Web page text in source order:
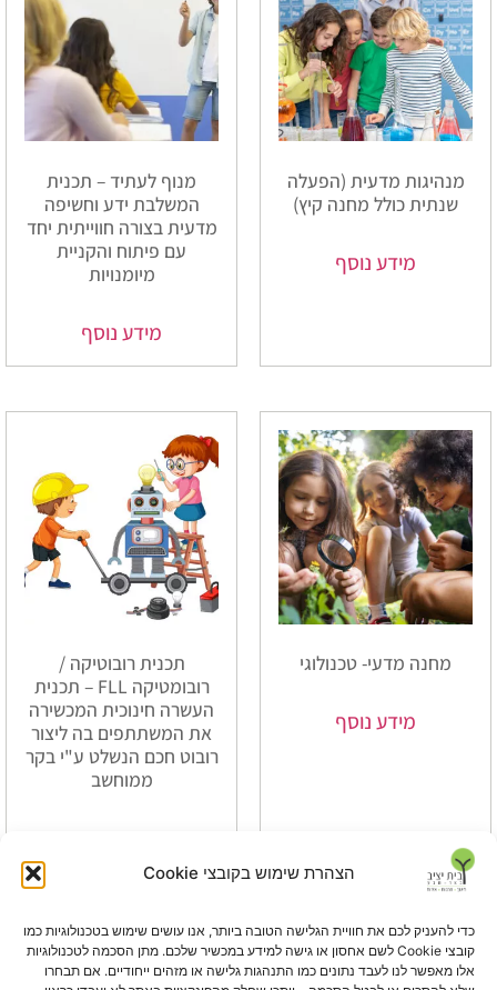
הצהרת שימוש בקובצי Cookie
כדי להעניק לכם את חוויית הגלישה הטובה ביותר, אנו עושים שימוש בטכנולוגיות כמו
קובצי Cookie לשם אחסון או גישה למידע במכשיר שלכם. מתן הסכמה לטכנולוגיות
אלו מאפשר לנו לעבד נתונים כמו התנהגות גלישה או מזהים ייחודיים. אם תבחרו
מנהיגות מדעית (הפעלה
שנתית כולל מחנה קיץ)
מידע נוסף
מנוף לעתיד – תכנית
המשלבת ידע וחשיפה
מדעית בצורה חווייתית יחד
עם פיתוח והקניית
מיומנויות
מידע נוסף
מחנה מדעי- טכנולוגי
מידע נוסף
תכנית רובוטיקה /
רובומטיקה FLL – תכנית
העשרה חינוכית המכשירה
את המשתתפים בה ליצור
רובוט חכם הנשלט ע"י בקר
ממוחשב